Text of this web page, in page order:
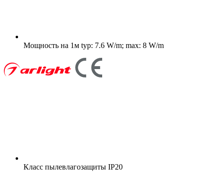
Мощность на 1м typ: 7.6 W/m; max: 8 W/m
Класс пылевлагозащиты IP20